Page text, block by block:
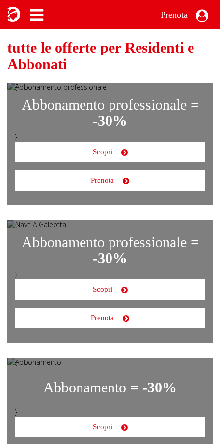
Prenota
tutte le offerte per Residenti e
Abbonati
{
Abbonamento professionale =
-30%
}
Scopri
Prenota
{
Abbonamento professionale =
-30%
}
Scopri
Prenota
{
Abbonamento = -30%
}
Scopri